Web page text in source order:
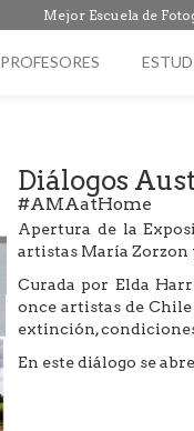
Mejor Escuela de
PROFESORES
Diálogos
#AMAatHome
Apertura de la
artistas María Zorzon
Curada por Elda
once artistas de
extinción,
En este diálogo se